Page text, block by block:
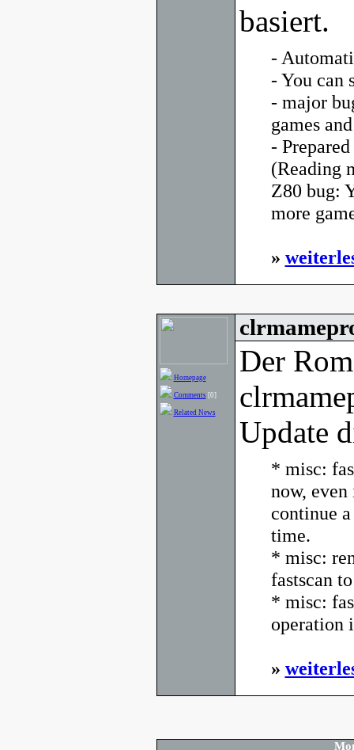
basiert.
-
- You can
- major
games
-
(Reading
Z80 bug:
more
»
Homepage
Comments [0]
Related News
Der
Update
* misc:
now,
continue
time.
* misc:
fastscan
* misc:
operation
»